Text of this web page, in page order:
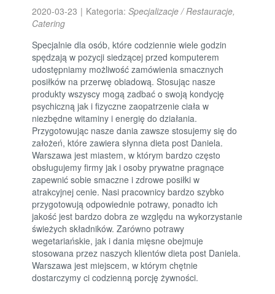
2020-03-23 | Kategoria:Specjalizacje / Restauracje,
Catering
Specjalnie dla osób, które codziennie wiele godzin
spędzają w pozycji siedzącej przed komputerem
udostępniamy możliwość zamówienia smacznych
posiłków na przerwę obiadową. Stosując nasze
produkty wszyscy mogą zadbać o swoją kondycję
psychiczną jak i fizyczne zaopatrzenie ciała w
niezbędne witaminy i energię do działania.
Przygotowując nasze dania zawsze stosujemy się do
założeń, które zawiera słynna dieta post Daniela.
Warszawa jest miastem, w którym bardzo często
obsługujemy firmy jak i osoby prywatne pragnące
zapewnić sobie smaczne i zdrowe posiłki w
atrakcyjnej cenie. Nasi pracownicy bardzo szybko
przygotowują odpowiednie potrawy, ponadto ich
jakość jest bardzo dobra ze względu na wykorzystanie
świeżych składników. Zarówno potrawy
wegetariańskie, jak i dania mięsne obejmuje
stosowana przez naszych klientów dieta post Daniela.
Warszawa jest miejscem, w którym chętnie
dostarczymy ci codzienną porcję żywności.